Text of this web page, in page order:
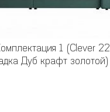
1 (Clever 22
Дуб крафт золотой)